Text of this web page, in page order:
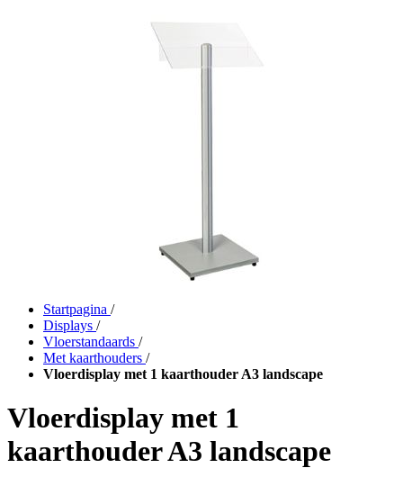
Startpagina /
Displays /
Vloerstandaards /
Met kaarthouders /
Vloerdisplay met 1 kaarthouder A3 landscape
Vloerdisplay met 1
kaarthouder A3 landscape